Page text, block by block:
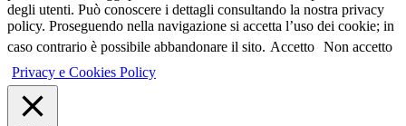
degli utenti. Può conoscere i dettagli consultando la nostra privacy
policy. Proseguendo nella navigazione si accetta l’uso dei cookie; in
caso contrario è possibile abbandonare il sito. Accetto Non accetto
Privacy e Cookies Policy